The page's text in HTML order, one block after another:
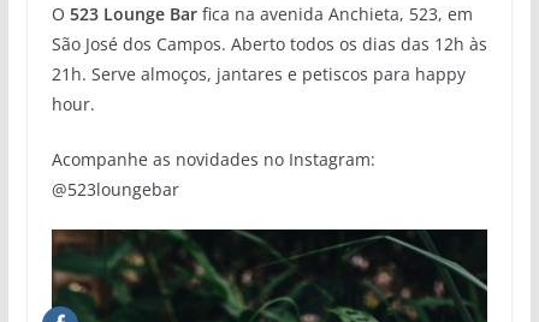
O 523 Lounge Barfica na avenida Anchieta, 523, em
São José dos Campos. Aberto todos os dias das 12h às
21h. Serve almoços, jantares e petiscos para happy
hour.
Acompanhe as novidades no Instagram:
@523loungebar